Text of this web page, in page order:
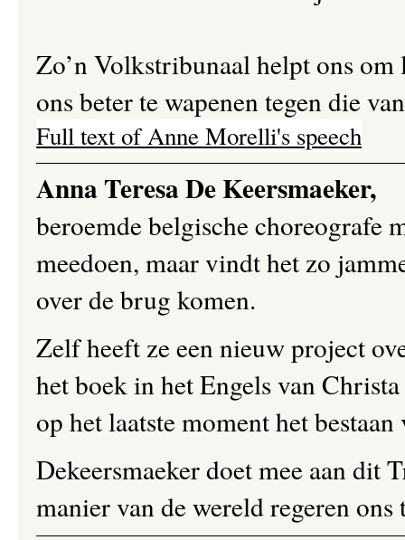
Zo’n Volkstribunaal helpt ons
ons beter te wapenen tegen die
Full text of Anne Morelli's speech
Anna Teresa De Keersmaeker,
beroemde belgische choreografe
meedoen, maar vindt het zo
over de brug komen.
Zelf heeft ze een nieuw project
het boek in het Engels van
op het laatste moment het
Dekeersmaeker doet mee aan dit
manier van de wereld regeren